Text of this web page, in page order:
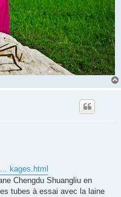
kages.html
Chengdu Shuangliu en
tubes à essai avec la laine